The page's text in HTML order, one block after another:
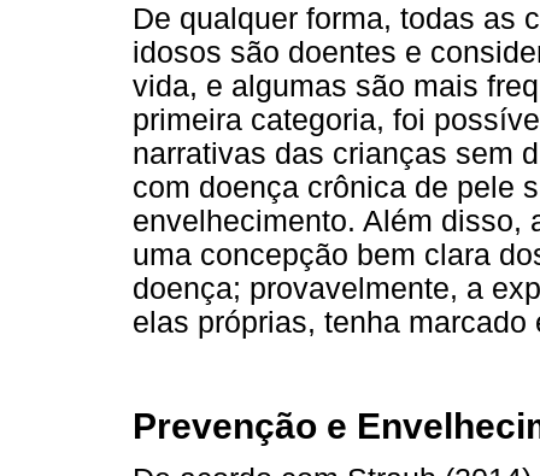
De qualquer forma, todas as
idosos são doentes e
vida, e algumas são mais
primeira categoria, foi
narrativas das crianças sem
com doença crônica de pele
envelhecimento. Além disso,
uma concepção bem clara
doença; provavelmente, a
elas próprias, tenha marcado
Prevenção e